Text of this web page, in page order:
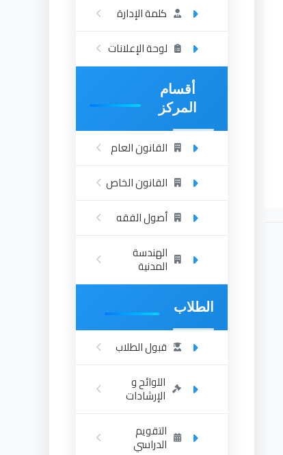
كلمة الإدارة
لوحة الإعلانات
أقسام
المركز
القانون العام
القانون الخاص
أصول الفقه
الهندسة
المدنية
الطلاب
قبول الطلاب
اللوائح و
الإرشادات
التقويم
الدراسي